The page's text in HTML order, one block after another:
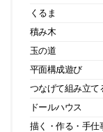
くるま
積み木
玉の道
平面構成遊び
つなげて組み立て
ドールハウス
描く・作る・手仕